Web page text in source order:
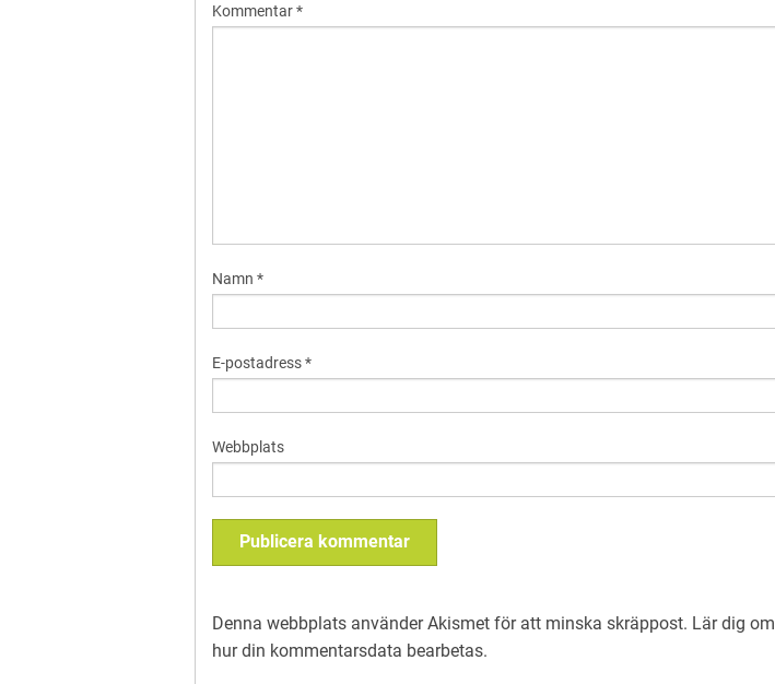
Kommentar*
Namn *
E-postadress*
Webbplats
Denna webbplats använder Akismet för att minska skräppost. Lär dig om
hur din kommentarsdata bearbetas.